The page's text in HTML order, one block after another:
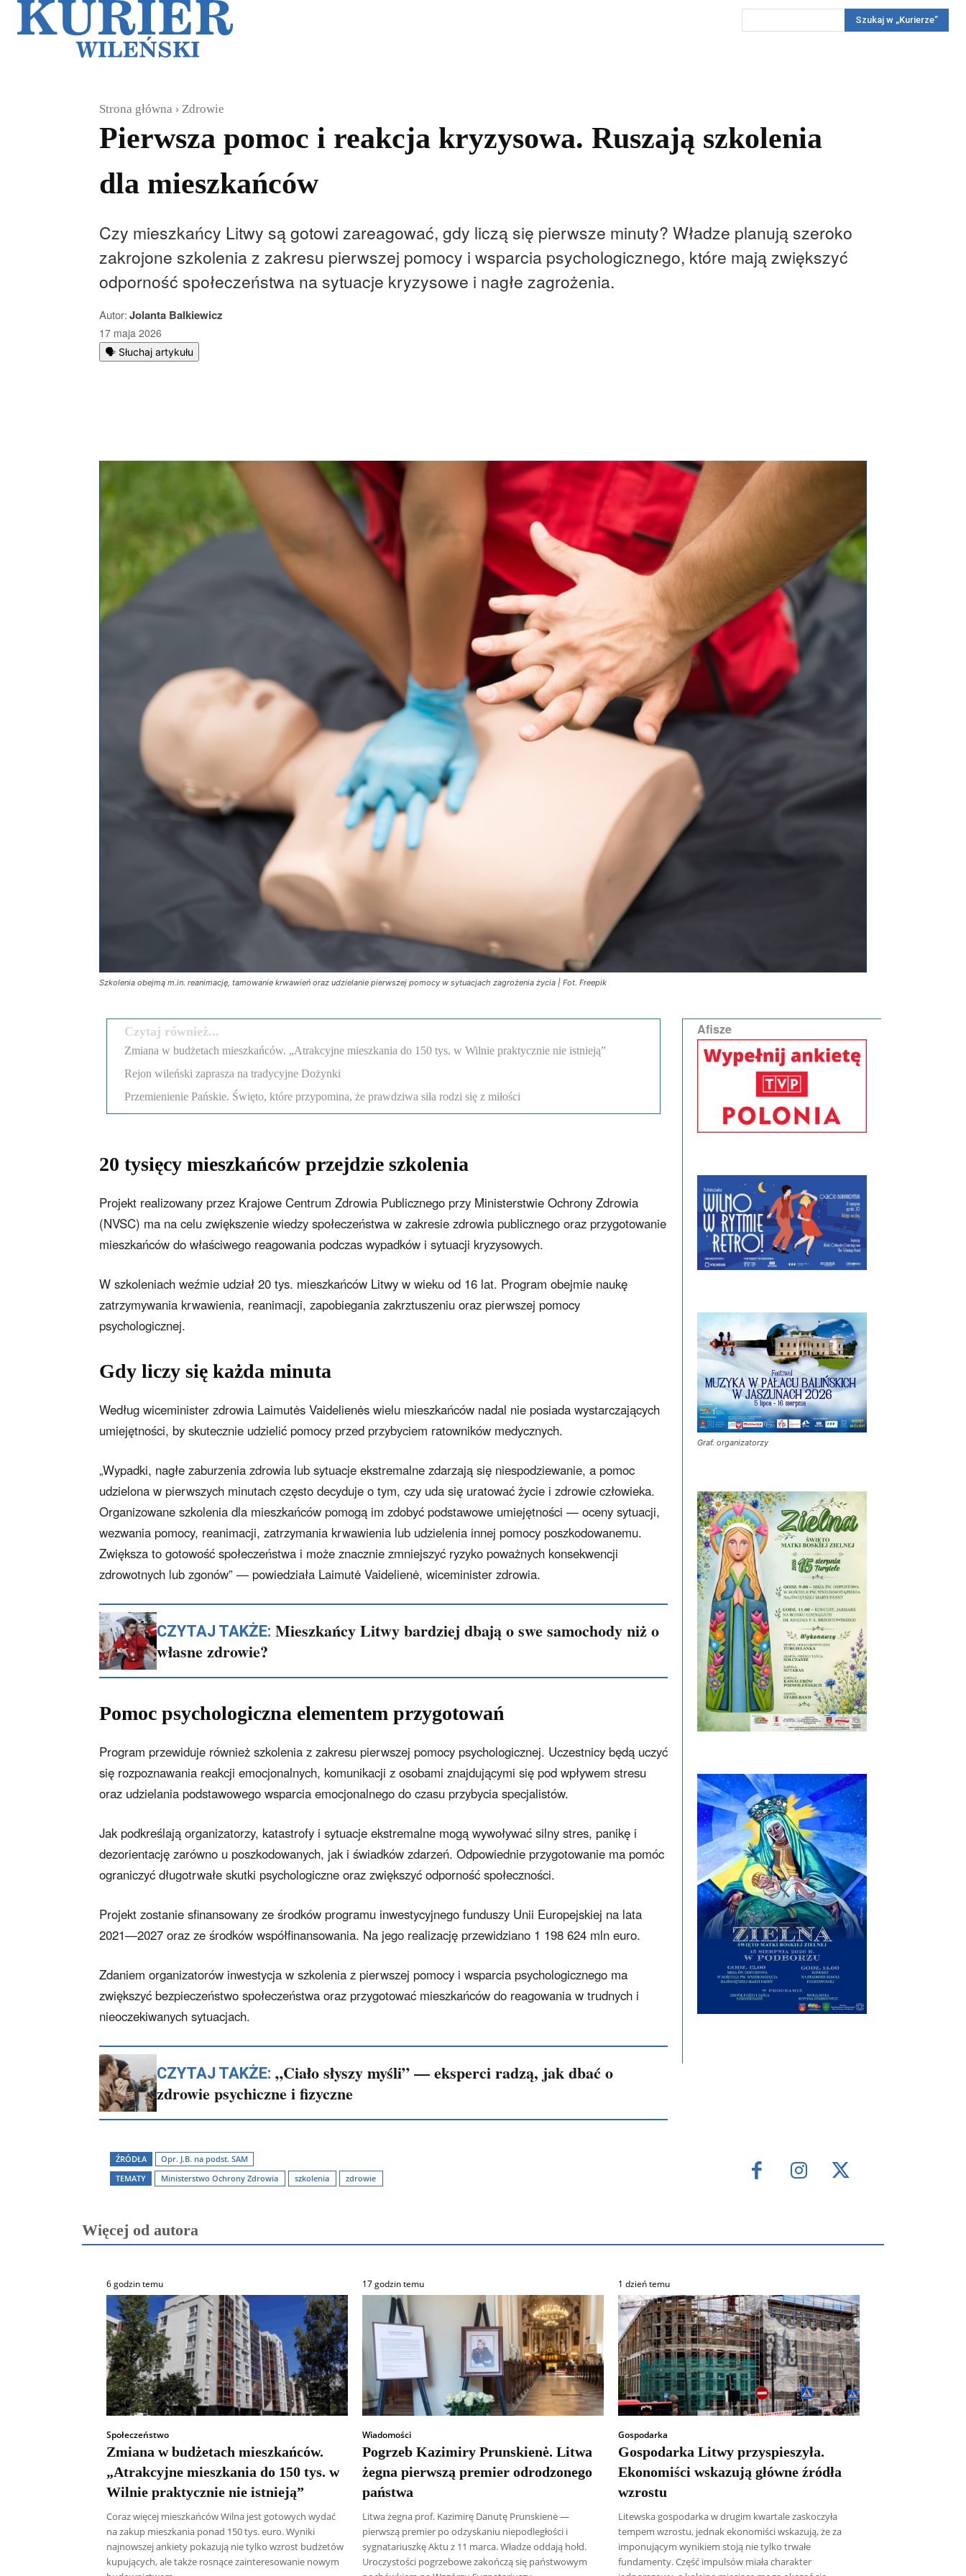
Reportaż KonkursyWięcej
Szukaj w „Kurierze”
Strona główna Zdrowie
Pierwsza pomoc i reakcja kryzysowa. Ruszają szkolenia
dla mieszkańców
Czy mieszkańcy Litwy są gotowi zareagować, gdy liczą się pierwsze minuty? Władze planują szeroko
zakrojone szkolenia z zakresu pierwszej pomocy i wsparcia psychologicznego, które mają zwiększyć
odporność społeczeństwa na sytuacje kryzysowe i nagłe zagrożenia.
Autor:Jolanta Balkiewicz
17 maja 2026
🗣️ Słuchaj artykułu
Szkolenia obejmą m.in. reanimację, tamowanie krwawień oraz udzielanie pierwszej pomocy w sytuacjach zagrożenia życia | Fot. Freepik
Czytaj również...
Zmiana w budżetach mieszkańców. „Atrakcyjne mieszkania do 150 tys. w Wilnie praktycznie nie istnieją”
Rejon wileński zaprasza na tradycyjne Dożynki
Przemienienie Pańskie. Święto, które przypomina, że prawdziwa siła rodzi się z miłości
20 tysięcy mieszkańców przejdzie szkolenia
Projekt realizowany przez Krajowe Centrum Zdrowia Publicznego przy Ministerstwie Ochrony Zdrowia
(NVSC) ma na celu zwiększenie wiedzy społeczeństwa w zakresie zdrowia publicznego oraz przygotowanie
mieszkańców do właściwego reagowania podczas wypadków i sytuacji kryzysowych.
W szkoleniach weźmie udział 20 tys. mieszkańców Litwy w wieku od 16 lat. Program obejmie naukę
zatrzymywania krwawienia, reanimacji, zapobiegania zakrztuszeniu oraz pierwszej pomocy
psychologicznej.
Gdy liczy się każda minuta
Według wiceminister zdrowia Laimutės Vaidelienės wielu mieszkańców nadal nie posiada wystarczających
umiejętności, by skutecznie udzielić pomocy przed przybyciem ratowników medycznych.
„Wypadki, nagłe zaburzenia zdrowia lub sytuacje ekstremalne zdarzają się niespodziewanie, a pomoc
udzielona w pierwszych minutach często decyduje o tym, czy uda się uratować życie i zdrowie człowieka.
Organizowane szkolenia dla mieszkańców pomogą im zdobyć podstawowe umiejętności — oceny sytuacji,
wezwania pomocy, reanimacji, zatrzymania krwawienia lub udzielenia innej pomocy poszkodowanemu.
Zwiększa to gotowość społeczeństwa i może znacznie zmniejszyć ryzyko poważnych konsekwencji
zdrowotnych lub zgonów” — powiedziała Laimutė Vaidelienė, wiceminister zdrowia.
CZYTAJ TAKŻE: Mieszkańcy Litwy bardziej dbają o swe samochody niż o
własne zdrowie?
Pomoc psychologiczna elementem przygotowań
Program przewiduje również szkolenia z zakresu pierwszej pomocy psychologicznej. Uczestnicy będą uczyć
się rozpoznawania reakcji emocjonalnych, komunikacji z osobami znajdującymi się pod wpływem stresu
oraz udzielania podstawowego wsparcia emocjonalnego do czasu przybycia specjalistów.
Jak podkreślają organizatorzy, katastrofy i sytuacje ekstremalne mogą wywoływać silny stres, panikę i
dezorientację zarówno u poszkodowanych, jak i świadków zdarzeń. Odpowiednie przygotowanie ma pomóc
ograniczyć długotrwałe skutki psychologiczne oraz zwiększyć odporność społeczności.
Projekt zostanie sfinansowany ze środków programu inwestycyjnego funduszy Unii Europejskiej na lata
2021—2027 oraz ze środków współfinansowania. Na jego realizację przewidziano 1 198 624 mln euro.
Zdaniem organizatorów inwestycja w szkolenia z pierwszej pomocy i wsparcia psychologicznego ma
zwiększyć bezpieczeństwo społeczeństwa oraz przygotować mieszkańców do reagowania w trudnych i
nieoczekiwanych sytuacjach.
CZYTAJ TAKŻE: „Ciało słyszy myśli” — eksperci radzą, jak dbać o
zdrowie psychiczne i fizyczne
Afisze
Graf. organizatorzy
ŹRÓDŁA
Opr. J.B. na podst. SAM
TEMATY
Ministerstwo Ochrony Zdrowia szkolenia zdrowie
Więcej od autora
6 godzin temu
Społeczeństwo
Zmiana w budżetach mieszkańców.
„Atrakcyjne mieszkania do 150 tys. w
Wilnie praktycznie nie istnieją”
Coraz więcej mieszkańców Wilna jest gotowych wydać
na zakup mieszkania ponad 150 tys. euro. Wyniki
najnowszej ankiety pokazują nie tylko wzrost budżetów
kupujących, ale także rosnące zainteresowanie nowym
17 godzin temu
Wiadomości
Pogrzeb Kazimiry Prunskienė. Litwa
żegna pierwszą premier odrodzonego
państwa
Litwa żegna prof. Kazimirę Danutę Prunskienė —
pierwszą premier po odzyskaniu niepodległości i
sygnatariuszkę Aktu z 11 marca. Władze oddają hołd.
Uroczystości pogrzebowe zakończą się państwowym
1 dzień temu
Gospodarka
Gospodarka Litwy przyspieszyła.
Ekonomiści wskazują główne źródła
wzrostu
Litewska gospodarka w drugim kwartale zaskoczyła
tempem wzrostu, jednak ekonomiści wskazują, że za
imponującym wynikiem stoją nie tylko trwałe
fundamenty. Część impulsów miała charakter